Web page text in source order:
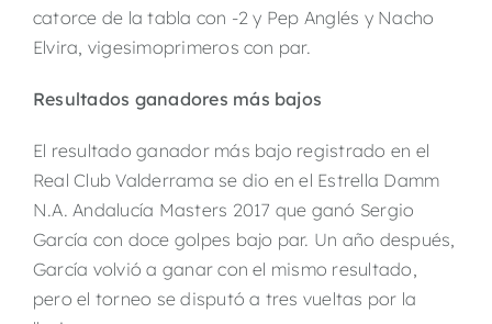
catorce de la tabla con -2 y Pep Anglés y Nacho
Elvira, vigesimoprimeros con par.
Resultados ganadores más bajos
El resultado ganador más bajo registrado en el
Real Club Valderrama se dio en el Estrella Damm
N.A. Andalucía Masters 2017 que ganó Sergio
García con doce golpes bajo par. Un año después,
García volvió a ganar con el mismo resultado,
pero el torneo se disputó a tres vueltas por la